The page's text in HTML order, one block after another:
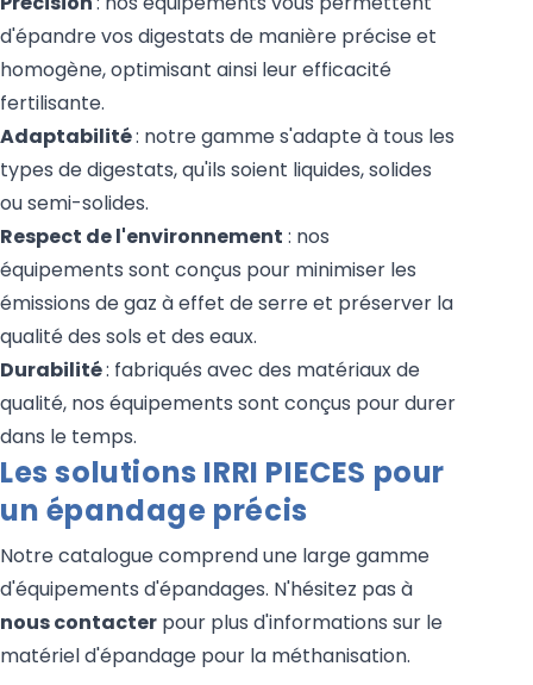
d'épandre vos digestats de manière précise et
homogène, optimisant ainsi leur efficacité
fertilisante.
Adaptabilité: notre gamme s'adapte à tous les
types de digestats, qu'ils soient liquides, solides
ou semi-solides.
Respect de l'environnement : nos
équipements sont conçus pour minimiser les
émissions de gaz à effet de serre et préserver la
qualité des sols et des eaux.
Durabilité: fabriqués avec des matériaux de
qualité, nos équipements sont conçus pour durer
dans le temps.
Les solutions IRRI PIECES pour
un épandage précis
Notre catalogue comprend une large gamme
d'équipements d'épandages. N'hésitez pas à
nous contacter pour plus d'informations sur le
matériel d'épandage pour la méthanisation.